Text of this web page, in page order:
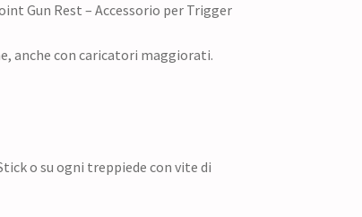
Gun Rest – Accessorio per Trigger
anche con caricatori maggiorati.
o su ogni treppiede con vite di